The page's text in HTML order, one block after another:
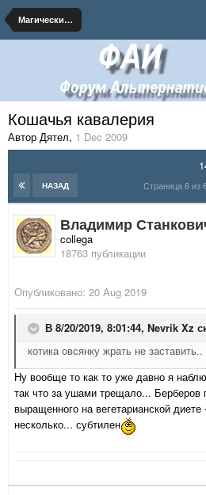
Магический университет
Кошачья кавалерия
Автор Дятел, 1 Dec 2009
НАЗАД Страница 6 из
Владимир
collega
18763 публикации
Опубликовано: 20 Aug 2019
В 8/20/2019, 8:01:44, Nevrik Xz
котика овсянку жрать не заставить..
Ну вообще то как то уже давно я
так что за ушами трещало...
выращенного на вегетарианской
несколько... субтилен